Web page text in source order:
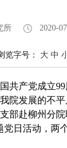
所
2020-
览字号： 大 中
共产党成立
院发展的不
部赴柳州分
日活动， 两